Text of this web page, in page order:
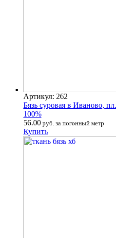
Артикул: 262
Бязь суровая в Иваново,
100%
56.00 руб. за погонный метр
Купить